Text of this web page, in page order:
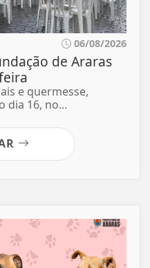
06/08/2026
de Araras
e quermesse,
dia 16, no...